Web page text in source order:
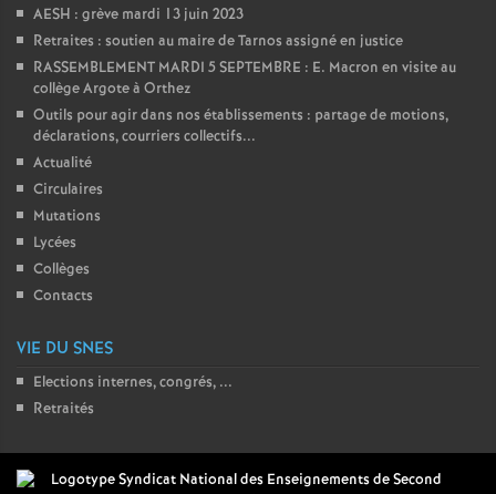
AESH : grève mardi 13 juin 2023
Retraites : soutien au maire de Tarnos assigné en justice
RASSEMBLEMENT MARDI 5 SEPTEMBRE : E. Macron en visite au
collège Argote à Orthez
Outils pour agir dans nos établissements : partage de motions,
déclarations, courriers collectifs...
Actualité
Circulaires
Mutations
Lycées
Collèges
Contacts
VIE DU SNES
Elections internes, congrés, ...
Retraités